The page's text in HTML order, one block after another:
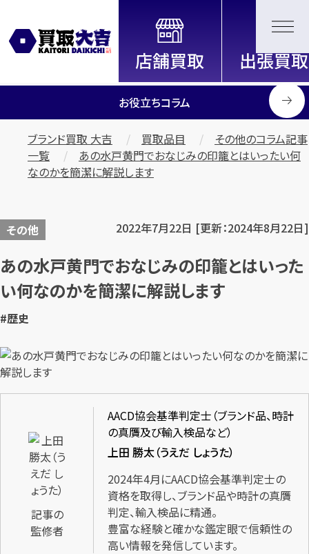
全国2000店舗以上展開中！
信頼と実績の買取専門店「買取大
吉」
お役立ちコラム
ブランド買取 大吉 買取品目
その他のコラム記事
一覧
あの水戸黄門でおなじみの印籠とはいったい何
なのかを簡潔に解説します
その他 2022年7月22日 [更新：2024年8月22日]
あの水戸黄門でおなじみの印籠とはいった
い何なのかを簡潔に解説します
#歴史
記事の
監修者
AACD協会基準判定士（ブランド品、時計
の真贋及び輸入検品など）
上田 勝太（うえだ しょうた）
2024年4月にAACD協会基準判定士の
資格を取得し、ブランド品や時計の真贋
判定、輸入検品に精通。
豊富な経験と確かな鑑定眼で信頼性の
高い情報を発信しています。